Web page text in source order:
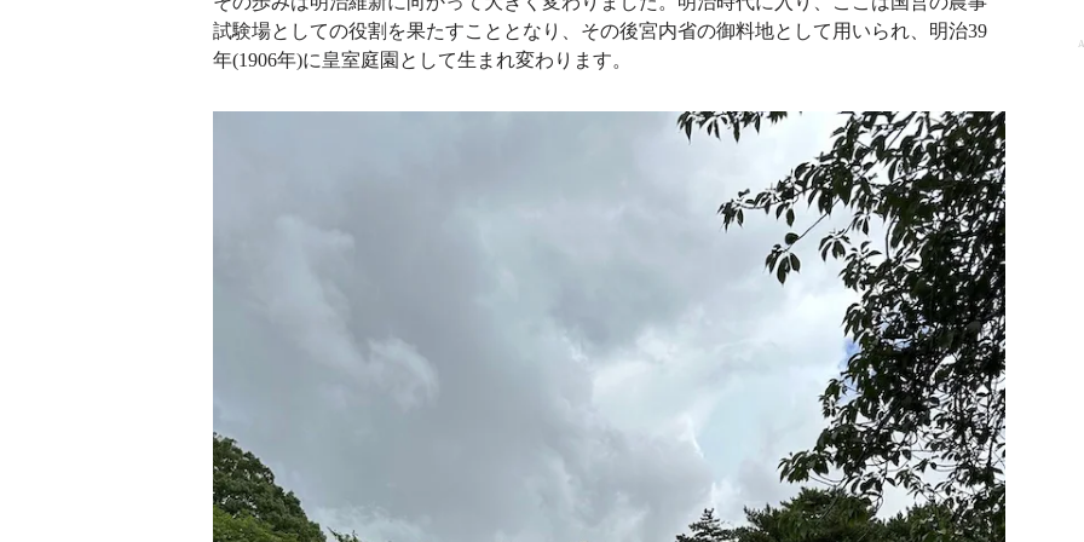
試験場としての役割を果たすこととなり、その後宮内省の御料地として用いられ、明治39
年(1906年)に皇室庭園として生まれ変わります。